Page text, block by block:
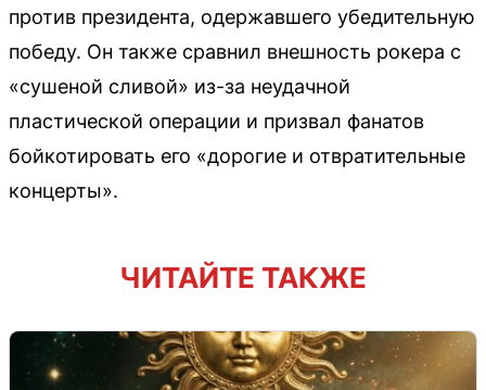
против президента, одержавшего убедительную
победу. Он также сравнил внешность рокера с
«сушеной сливой» из-за неудачной
пластической операции и призвал фанатов
бойкотировать его «дорогие и отвратительные
концерты».
ЧИТАЙТЕ ТАКЖЕ